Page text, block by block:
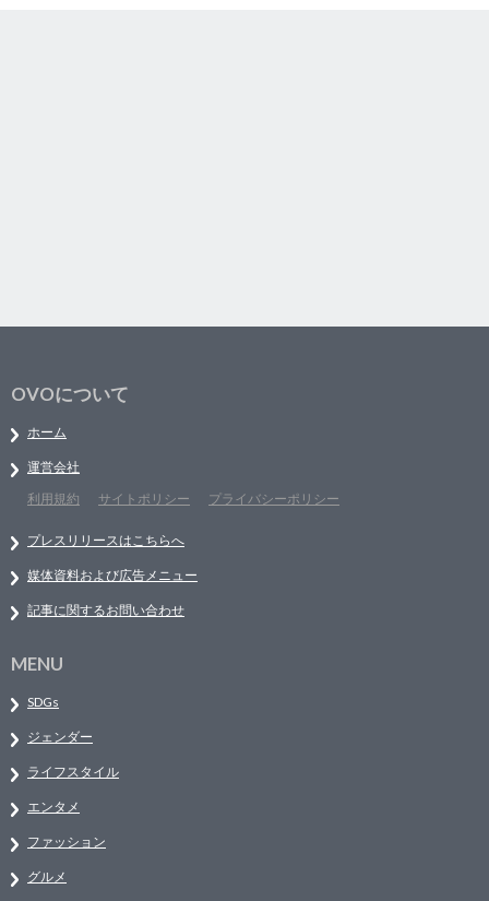
OVOについて
ホーム
運営会社
利用規約
サイトポリシー プライバシーポリシー
プレスリリースはこちらへ
媒体資料および広告メニュー
記事に関するお問い合わせ
MENU
SDGs
ジェンダー
ライフスタイル
エンタメ
ファッション
グルメ